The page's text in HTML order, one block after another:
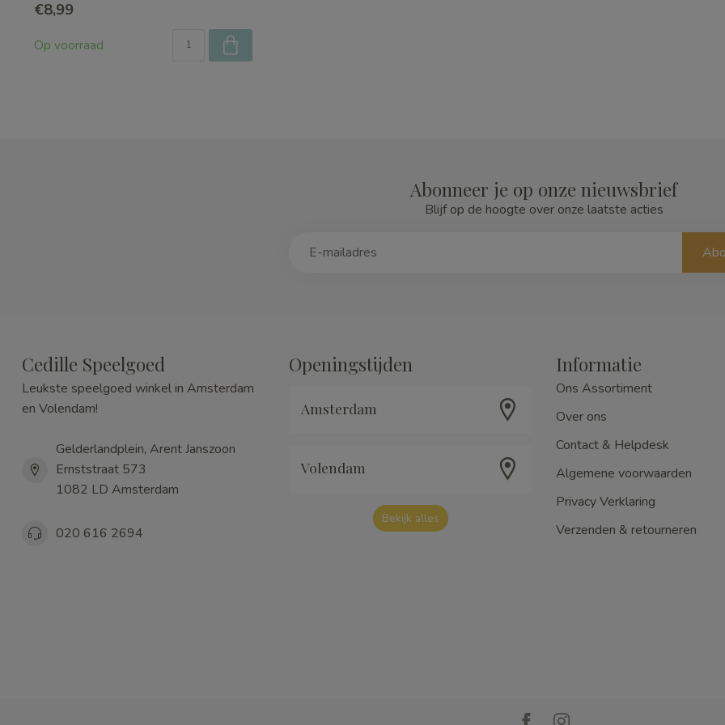
€8,99
Op voorraad
Abonneer je op onze nieuwsbrief
Blijf op de hoogte over onze laatste acties
Cedille Speelgoed
Leukste speelgoed winkel in Amsterdam
en Volendam!
Gelderlandplein, Arent Janszoon
Ernststraat 573
1082 LD Amsterdam
020 616 2694
Openingstijden
Amsterdam
Volendam
Bekijk alles
Informatie
Ons Assortiment
Over ons
Contact & Helpdesk
Algemene voorwaarden
Privacy Verklaring
Verzenden & retourneren